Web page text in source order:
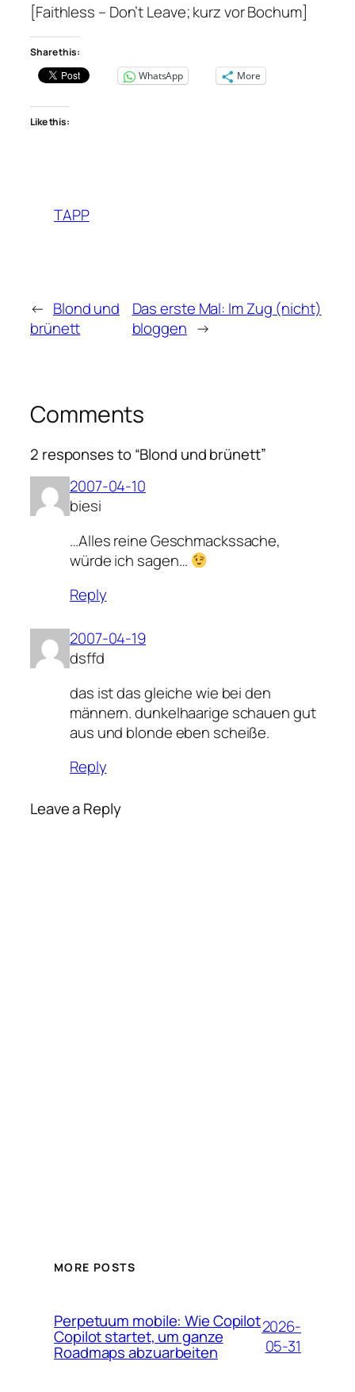
[Faithless – Don’t Leave; kurz vor Bochum]
Share this:
WhatsApp
More
Like this:
TAPP
← Blond und
brünett
Das erste Mal: Im Zug (nicht)
bloggen →
Comments
2 responses to “Blond und brünett”
2007-04-10
biesi
…Alles reine Geschmackssache,
würde ich sagen…
Reply
2007-04-19
dsffd
das ist das gleiche wie bei den
männern. dunkelhaarige schauen gut
aus und blonde eben scheiße.
Reply
Leave a Reply
MORE POSTS
Perpetuum mobile: Wie Copilot
Copilot startet, um ganze
Roadmaps abzuarbeiten
2026-
05-31